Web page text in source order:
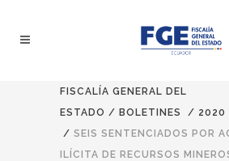
FISCALÍA GENERAL DEL
ESTADO / BOLETINES / 2020
/ SEIS SENTENCIADOS POR
ILÍCITA DE RECURSOS